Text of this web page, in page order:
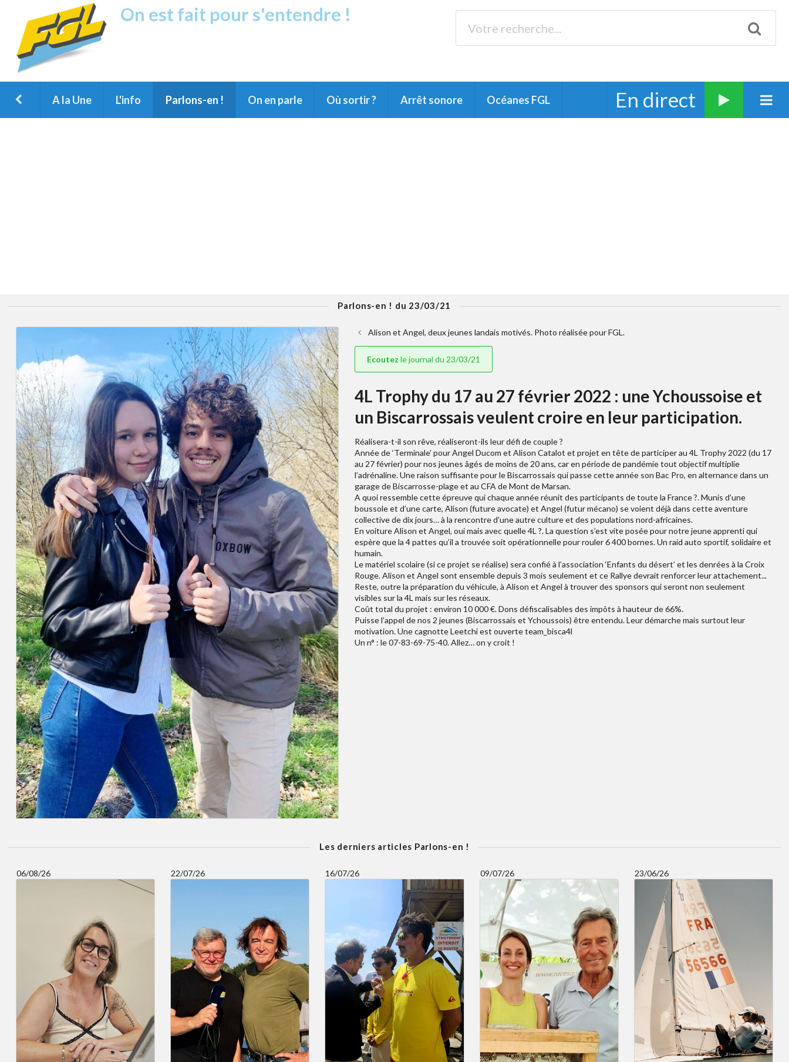
On est fait pour s'entendre !
A la Une L'info Parlons-en ! On en parle Où sortir ? Arrêt sonore Océanes FGL En direct
Parlons-en ! du 23/03/21
Alison et Angel, deux jeunes landais motivés. Photo réalisée pour FGL.
Ecoutez le journal du 23/03/21
4L Trophy du 17 au 27 février 2022 : une Ychoussoise et
un Biscarrossais veulent croire en leur participation.
Réalisera-t-il son rêve, réaliseront-ils leur défi de couple ?
Année de ‘Terminale’ pour Angel Ducom et Alison Catalot et projet en tête de participer au 4L Trophy 2022 (du 17
au 27 février) pour nos jeunes âgés de moins de 20 ans, car en période de pandémie tout objectif multiplie
l’adrénaline. Une raison suffisante pour le Biscarrossais qui passe cette année son Bac Pro, en alternance dans un
garage de Biscarrosse-plage et au CFA de Mont de Marsan.
A quoi ressemble cette épreuve qui chaque année réunit des participants de toute la France ?. Munis d’une
boussole et d’une carte, Alison (future avocate) et Angel (futur mécano) se voient déjà dans cette aventure
collective de dix jours… à la rencontre d’une autre culture et des populations nord-africaines.
En voiture Alison et Angel, oui mais avec quelle 4L ?. La question s’est vite posée pour notre jeune apprenti qui
espère que la 4 pattes qu’il a trouvée soit opérationnelle pour rouler 6 400 bornes. Un raid auto sportif, solidaire et
humain.
Le matériel scolaire (si ce projet se réalise) sera confié à l’association ‘Enfants du désert’ et les denrées à la Croix
Rouge. Alison et Angel sont ensemble depuis 3 mois seulement et ce Rallye devrait renforcer leur attachement...
Reste, outre la préparation du véhicule, à Alison et Angel à trouver des sponsors qui seront non seulement
visibles sur la 4L mais sur les réseaux.
Coût total du projet : environ 10 000 €. Dons défiscalisables des impôts à hauteur de 66%.
Puisse l’appel de nos 2 jeunes (Biscarrossais et Ychoussois) être entendu. Leur démarche mais surtout leur
motivation. Une cagnotte Leetchi est ouverte team_bisca4l
Un n° : le 07-83-69-75-40. Allez… on y croit !
Les derniers articles Parlons-en !
06/08/26 22/07/26 16/07/26 09/07/26 23/06/26